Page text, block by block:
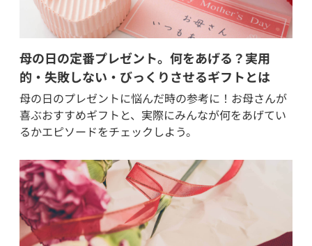
母の日の定番プレゼント。何をあげる？実用
的・失敗しない・びっくりさせるギフトとは
母の日のプレゼントに悩んだ時の参考に！お母さんが
喜ぶおすすめギフトと、実際にみんなが何をあげてい
るかエピソードをチェックしよう。